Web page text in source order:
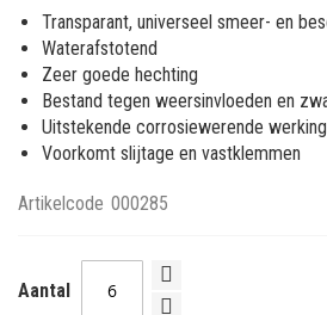
afbeeldingen-
gallerij
Transparant, universeel smeer- en
Waterafstotend
Zeer goede hechting
Bestand tegen weersinvloeden en
Uitstekende corrosiewerende werking
Voorkomt slijtage en vastklemmen
Artikelcode 000285
Aantal